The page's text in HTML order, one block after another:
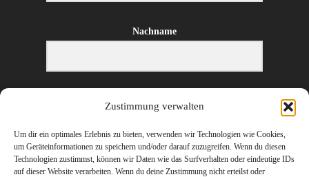
Zustimmung verwalten
Um dir ein optimales Erlebnis zu bieten, verwenden wir Technologien wie Cookies,
um Geräteinformationen zu speichern und/oder darauf zuzugreifen. Wenn du diesen
Technologien zustimmst, können wir Daten wie das Surfverhalten oder eindeutige IDs
auf dieser Website verarbeiten. Wenn du deine Zustimmung nicht erteilst oder
Nachname
E-Mail-Adresse
ANMELDEN